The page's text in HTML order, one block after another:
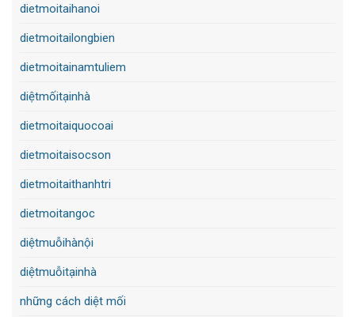
dietmoitaihanoi
dietmoitailongbien
dietmoitainamtuliem
diệtmốitạinhà
dietmoitaiquocoai
dietmoitaisocson
dietmoitaithanhtri
dietmoitangoc
diệtmuỗihànội
diệtmuỗitạinhà
những cách diệt mối